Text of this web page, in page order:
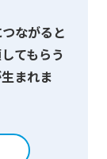
ながると
てもらう
まれま